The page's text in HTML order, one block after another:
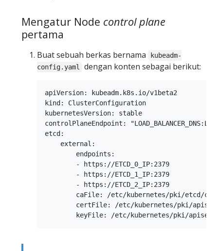
Mengatur Node control plane
pertama
Buat sebuah berkas bernama
kubeadm-
config.yaml
dengan konten sebagai berikut:
apiVersion: kubeadm.k8s.io/v1beta2
kind: ClusterConfiguration
kubernetesVersion: stable
controlPlaneEndpoint:
etcd:
    external:
        endpoints:
        - https://ETCD_0_IP:2379
        - https://ETCD_1_IP:2379
        - https://ETCD_2_IP:2379
caFile: /etc/kubernetes/pki/etcd/
certFile: /etc/kubernetes/pki/